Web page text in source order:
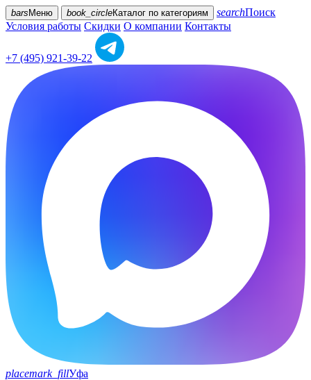
bars Меню book_circleКаталог по категориям searchПоиск
Условия работы Скидки О компании Контакты
+7 (495) 921-39-22
placemark_fillУфа